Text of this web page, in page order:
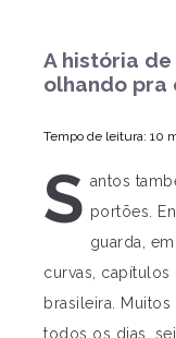
A história
olhando pra
Tempo de leitura: 10
S antos
portões.
guarda,
curvas, capítulos
brasileira.
todos os dias,